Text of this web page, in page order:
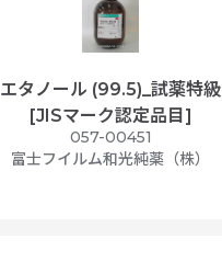
エタノール (99.5)_試薬特級
[JISマーク認定品目]
057-00451
富士フイルム和光純薬（株）